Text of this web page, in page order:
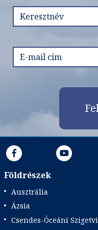
Időpont:
már 1.589
Földrészek
Ausztrália
Ázsia
Csendes-Óceáni